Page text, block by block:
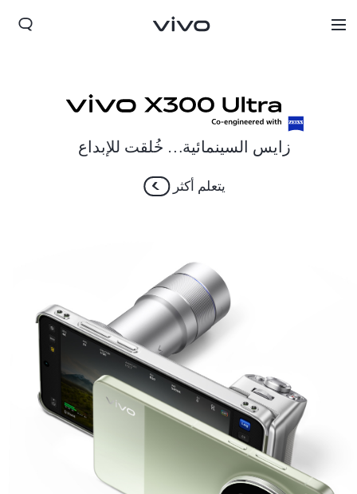
Kuwait(ar) | حدد البلد/المنطقة
زايس السينمائية… خُلقت للإبداع
يتعلم أكثر